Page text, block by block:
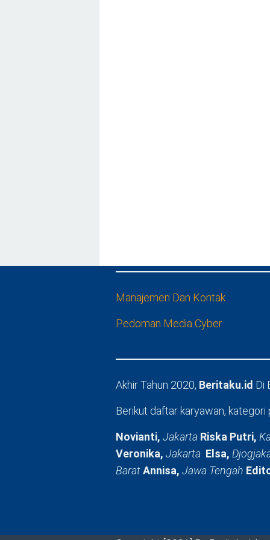
Manajemen Dan Kontak
Pedoman Media Cyber
Akhir Tahun 2020, Beritaku.id Di
Berikut daftar karyawan,
Novianti, Jakarta Riska Putri,
Veronika, Jakarta Elsa,
BaratAnnisa, Jawa Tengah